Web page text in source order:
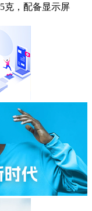
克，配备显示屏